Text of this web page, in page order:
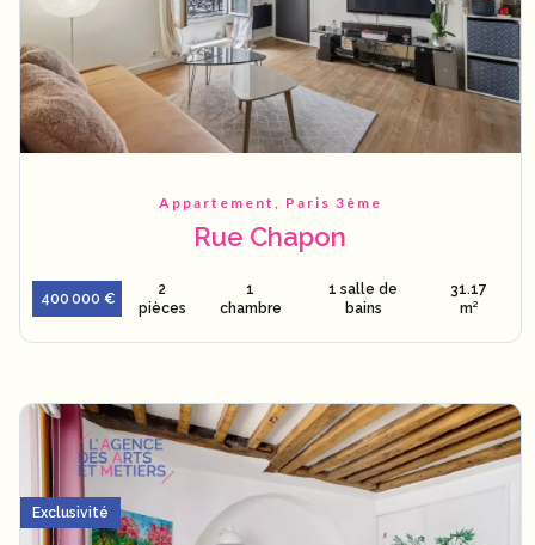
Appartement, Paris 3ème
Rue Chapon
400 000 €
2
pièces
1
chambre
1 salle de
bains
31.17
m²
Exclusivité